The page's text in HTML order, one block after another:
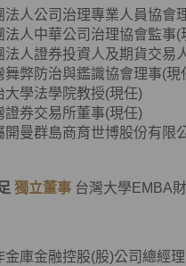
法人公司治理專業人員協會
法人中華公司治理協會監事(
法人證券投資人及期貨交易
舞弊防治與鑑識協會理事(現
大學法學院教授(現任)
證券交易所董事(現任)
開曼群島商育世博股份有限
獨立董事 台灣大學EMBA
金庫金融控股(股)公司總經理